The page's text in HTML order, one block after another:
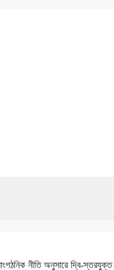
নীতি অনুসারে দ্বি-